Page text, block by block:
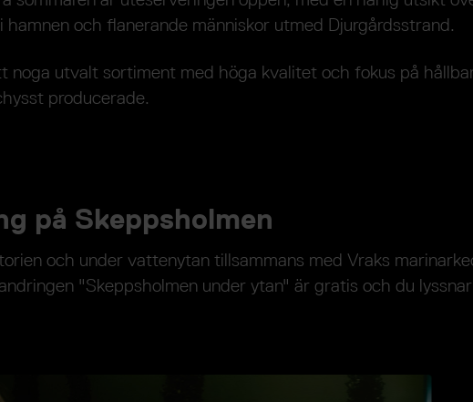
hamnen och flanerande människor utmed Djurgårdsstrand.
noga utvalt sortiment med höga kvalitet och fokus på
producerade.
på Skeppsholmen
och under vattenytan tillsammans med Vraks
"Skeppsholmen under ytan" är gratis och du
i helskärmsläge